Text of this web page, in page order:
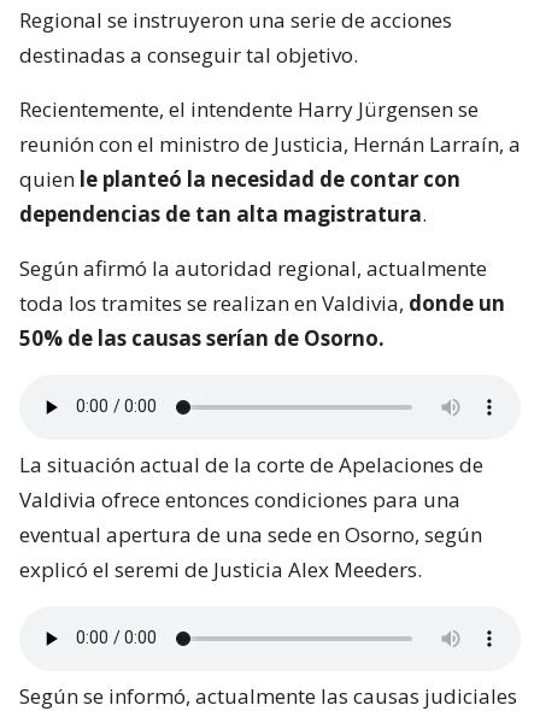
Regional se instruyeron una serie de acciones
destinadas a conseguir tal objetivo.
Recientemente, el intendente Harry Jürgensen se
reunión con el ministro de Justicia, Hernán Larraín, a
quien le planteó la necesidad de contar con
dependencias de tan alta magistratura.
Según afirmó la autoridad regional, actualmente
toda los tramites se realizan en Valdivia, donde un
50% de las causas serían de Osorno.
La situación actual de la corte de Apelaciones de
Valdivia ofrece entonces condiciones para una
eventual apertura de una sede en Osorno, según
explicó el seremi de Justicia Alex Meeders.
Según se informó, actualmente las causas judiciales